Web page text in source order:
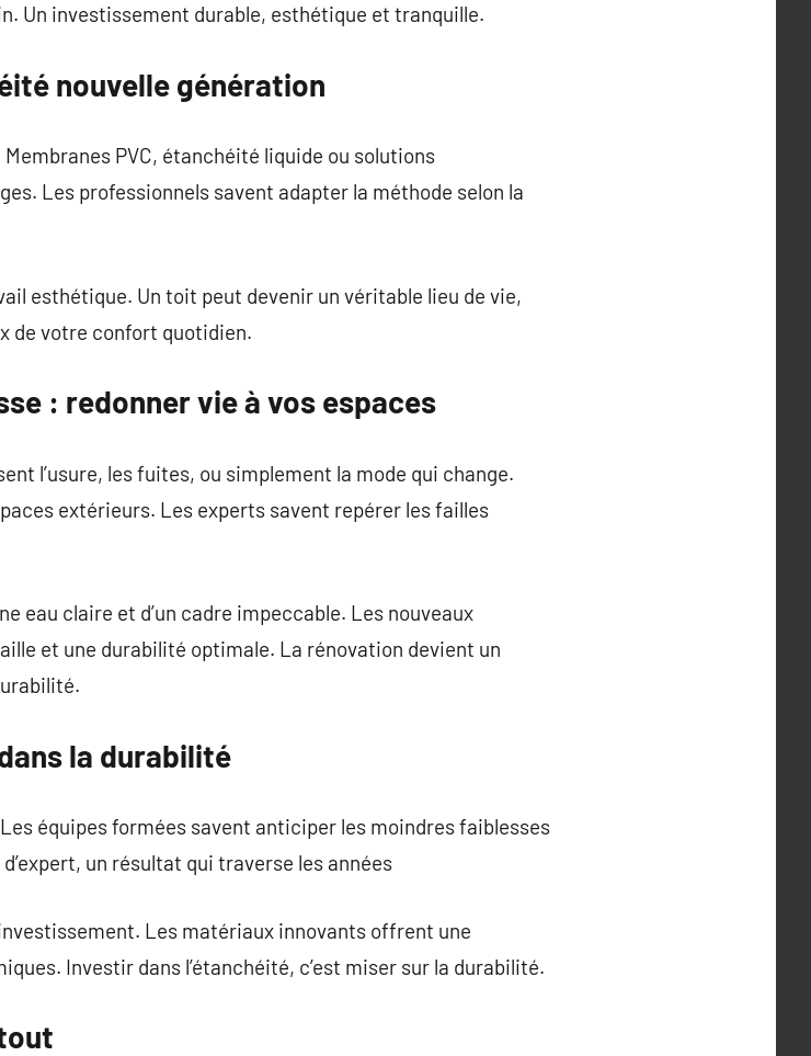
Un investissement durable, esthétique et tranquille.
nouvelle génération
PVC, étanchéité liquide ou solutions
Les professionnels savent adapter la méthode selon la
esthétique. Un toit peut devenir un véritable lieu de vie,
de votre confort quotidien.
: redonner vie à vos espaces
l’usure, les fuites, ou simplement la mode qui change.
extérieurs. Les experts savent repérer les failles
eau claire et d’un cadre impeccable. Les nouveaux
et une durabilité optimale. La rénovation devient un
la durabilité
équipes formées savent anticiper les moindres faiblesses
un résultat qui traverse les années
Les matériaux innovants offrent une
Investir dans l’étanchéité, c’est miser sur la durabilité.